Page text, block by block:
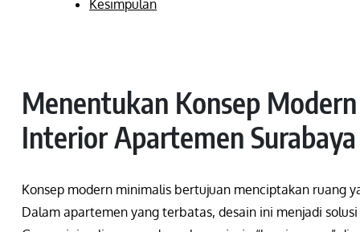
Kesimpulan
Menentukan Konsep
Interior Apartemen Surabaya
Konsep modern minimalis bertujuan menciptakan ruang
Dalam apartemen yang terbatas, desain ini menjadi